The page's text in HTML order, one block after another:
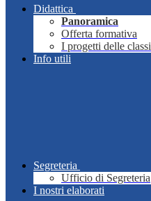
Didattica
Panoramica
Offerta formativa
I progetti delle classi
Info utili
Segreteria
Ufficio di Segreteria
I nostri elaborati